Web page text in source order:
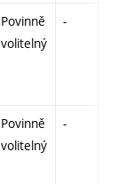
Povinně
volitelný
-
Povinně
volitelný
-